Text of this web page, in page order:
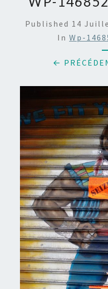
Published 14
In Wp-
←